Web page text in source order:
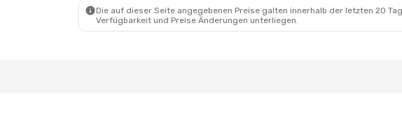
Die auf dieser Seite angegebenen Preise galten innerhalb der letzten 20
Verfügbarkeit und Preise Änderungen unterliegen.